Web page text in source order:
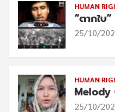
HUMAN
“ตากใบ
25/10/
HUMAN
Melody
25/10/